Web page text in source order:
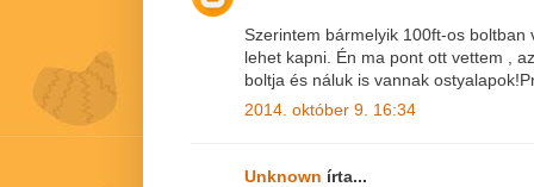
Szerintem bármelyik 100ft-os
lehet kapni. Én ma pont ott vettem ,
boltja és náluk is vannak
2014. október 9. 16:34
Unknown írta...